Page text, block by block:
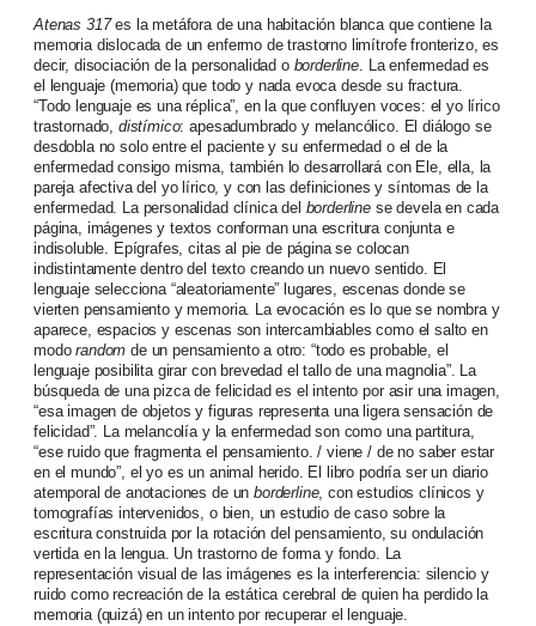
Atenas 317es la metáfora de una habitación blanca que contiene la
memoria dislocada de un enfermo de trastorno limítrofe fronterizo, es
decir, disociación de la personalidad o borderline. La enfermedad es
el lenguaje (memoria) que todo y nada evoca desde su fractura.
“Todo lenguaje es una réplica”, en la que confluyen voces: el yo lírico
trastornado, distímico: apesadumbrado y melancólico. El diálogo se
desdobla no solo entre el paciente y su enfermedad o el de la
enfermedad consigo misma, también lo desarrollará con Ele, ella, la
pareja afectiva del yo lírico, y con las definiciones y síntomas de la
enfermedad. La personalidad clínica del borderline se devela en cada
página, imágenes y textos conforman una escritura conjunta e
indisoluble. Epígrafes, citas al pie de página se colocan
indistintamente dentro del texto creando un nuevo sentido. El
lenguaje selecciona “aleatoriamente” lugares, escenas donde se
vierten pensamiento y memoria. La evocación es lo que se nombra y
aparece, espacios y escenas son intercambiables como el salto en
modorandom de un pensamiento a otro: “todo es probable, el
lenguaje posibilita girar con brevedad el tallo de una magnolia”. La
búsqueda de una pizca de felicidad es el intento por asir una imagen,
“esa imagen de objetos y figuras representa una ligera sensación de
felicidad”. La melancolía y la enfermedad son como una partitura,
“ese ruido que fragmenta el pensamiento. / viene / de no saber estar
en el mundo”, el yo es un animal herido. El libro podría ser un diario
atemporal de anotaciones de unborderline, con estudios clínicos y
tomografías intervenidos, o bien, un estudio de caso sobre la
escritura construida por la rotación del pensamiento, su ondulación
vertida en la lengua. Un trastorno de forma y fondo. La
representación visual de las imágenes es la interferencia: silencio y
ruido como recreación de la estática cerebral de quien ha perdido la
memoria (quizá) en un intento por recuperar el lenguaje.